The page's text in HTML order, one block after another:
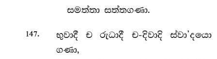
සමත්තා සත්තගණා.
147.
භුවාදී ච රුධාදී ච-දිවාදි ස්වා’දයො
ගණා,